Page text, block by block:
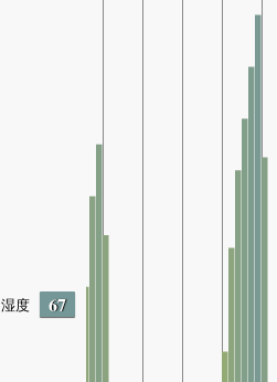
湿度 67